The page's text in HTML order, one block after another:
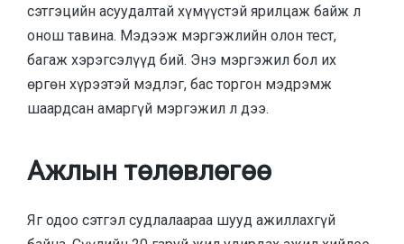
сэтгэцийн асуудалтай хүмүүстэй ярилцаж байж л
онош тавина. Мэдээж мэргэжлийн олон тест,
багаж хэрэгсэлүүд бий. Энэ мэргэжил бол их
өргөн хүрээтэй мэдлэг, бас торгон мэдрэмж
шаардсан амаргүй мэргэжил л дээ.
Ажлын төлөвлөгөө
Яг одоо сэтгэл судлалаараа шууд ажиллахгүй